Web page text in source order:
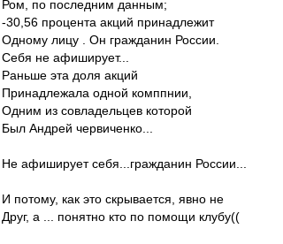
Ром, по последним данным;
-30,56 процента акций принадлежит
Одному лицу . Он гражданин России.
Себя не афиширует...
Раньше эта доля акций
Принадлежала одной комппнии,
Одним из совладельцев которой
Был Андрей червиченко...
Не афиширует себя...гражданин России...
И потому, как это скрывается, явно не
Друг, а ... понятно кто по помощи клубу((